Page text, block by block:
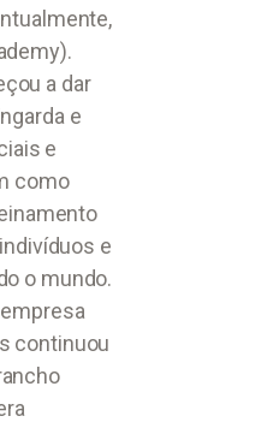
a dar
e
e
como
e
o mundo.
continuou